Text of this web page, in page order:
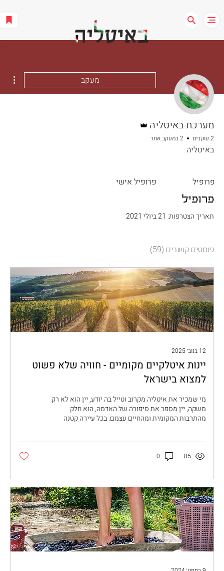
פרופיל
תאריך הצטרפות: 21 ביולי 2021
פוסטים קשורים (59)
12 בנוב׳ 2025
יינות איטלקיים מקומיים - חוויה שלא פשוט
למצוא בישראל
מי שמכיר את איטליה מקרוב וטייל בה יודע, יין הוא לא רק
משקה, יין מספר את סיפורה של האדמה, הוא חלק
מהתרבות המקומית ומהחיים עצמם. בכל עיירה קטנה
לכמה עשרות אלפי בקבוקים, אלו נשתים במסעדות באזור
יוצאים את האזור בו הם יוצרו, ובכפרים שרחוקים חצי
שעה...
85
0
מעקב
מערכת באיטליה
2 עוקבים 2 במעקב אחר
באיטליה
פרופיל אישי פרופיל